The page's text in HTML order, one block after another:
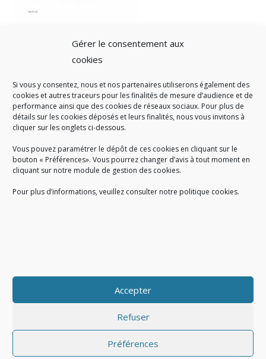
Gérer le consentement aux
cookies
Si vous y consentez, nous et nos partenaires utiliserons également des
cookies et autres traceurs pour les finalités de mesure d’audience et de
performance ainsi que des cookies de réseaux sociaux. Pour plus de
détails sur les cookies déposés et leurs finalités, nous vous invitons à
cliquer sur les onglets ci-dessous.
Vous pouvez paramétrer le dépôt de ces cookies en cliquant sur le
bouton « Préférences». Vous pourrez changer d’avis à tout moment en
cliquant sur notre module de gestion des cookies.
Pour plus d’informations, veuillez consulter notre politique cookies.
Accepter
Refuser
Préférences
A SAVOIR
Créé en 1978, le Sigidurs est un établissement public quiexerce
des missions de service public : la prévention, la collecte et la
valorisation des déchets ménagers et assimilés produits par son
territoire.
Accueil du public :
Gestion des cookies|